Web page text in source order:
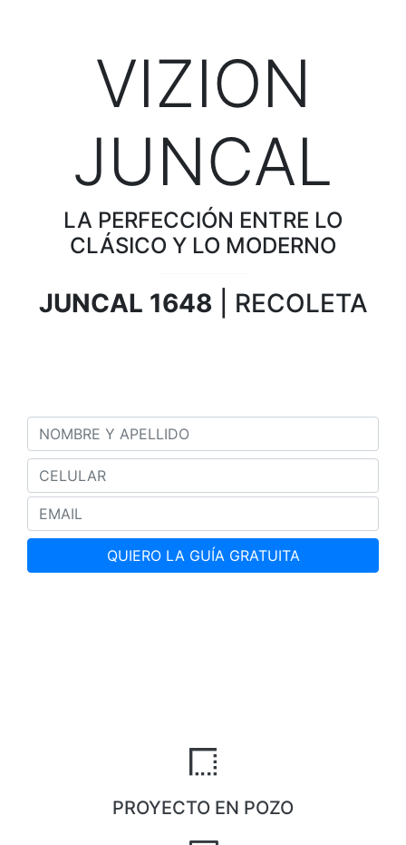
VIZION
JUNCAL
LA PERFECCIÓN ENTRE LO
CLÁSICO Y LO MODERNO
JUNCAL 1648 | RECOLETA
PROYECTO EN POZO